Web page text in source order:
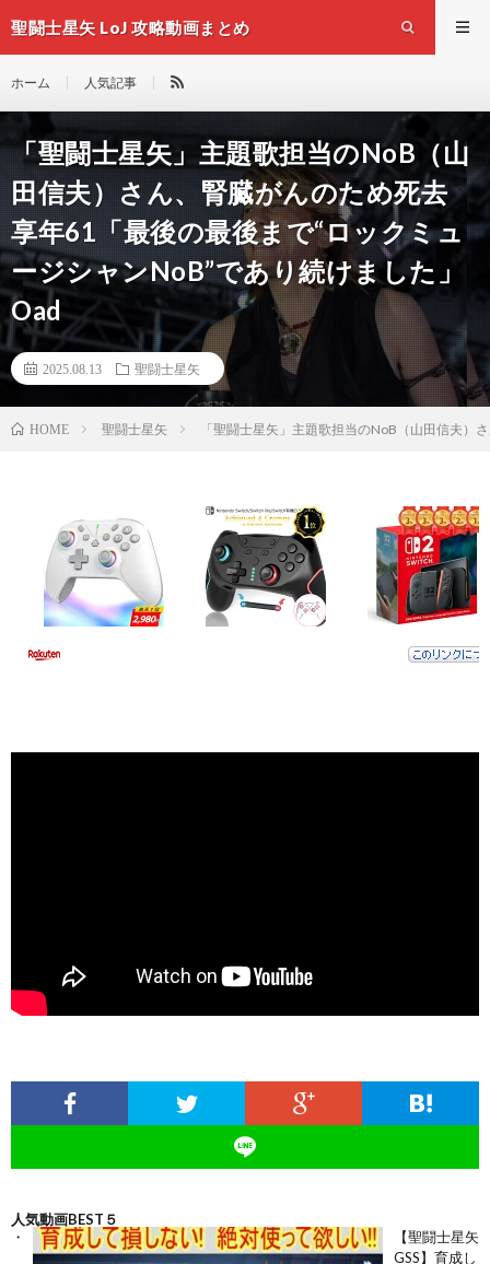
聖闘士星矢 LoJ 攻略動画まとめ
ホーム 人気記事
「聖闘士星矢」主題歌担当のNoB（山
田信夫）さん、腎臓がんのため死去
享年61「最後の最後まで“ロックミュ
ージシャンNoB”であり続けました」
Oad
2025.08.13 聖闘士星矢
HOME 聖闘士星矢 「聖闘士星矢」主題歌担当のNoB（山田信夫）
人気動画BEST５
【聖闘士星矢
GSS】育成し